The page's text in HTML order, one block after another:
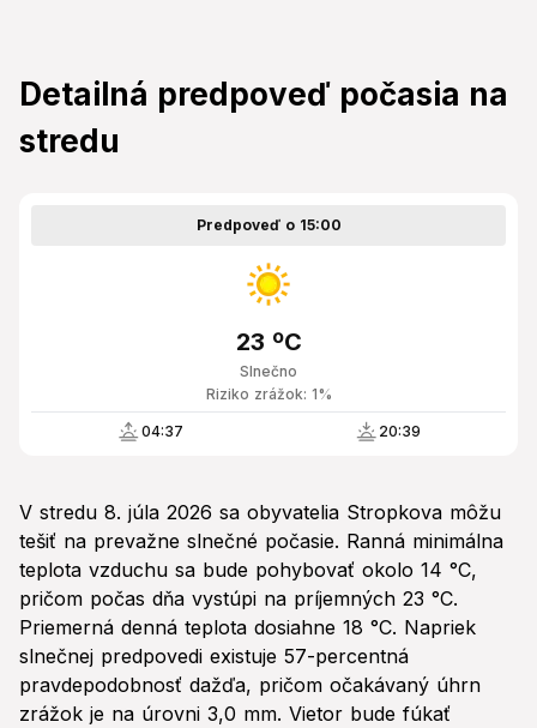
Detailná predpoveď počasia na
stredu
Predpoveď o 15:00
Slnečno
23 ºC
Riziko zrážok: 1%
04:37 20:39
V stredu 8. júla 2026 sa obyvatelia Stropkova môžu
tešiť na prevažne slnečné počasie. Ranná minimálna
teplota vzduchu sa bude pohybovať okolo 14 °C,
pričom počas dňa vystúpi na príjemných 23 °C.
Priemerná denná teplota dosiahne 18 °C. Napriek
slnečnej predpovedi existuje 57-percentná
pravdepodobnosť dažďa, pričom očakávaný úhrn
zrážok je na úrovni 3,0 mm. Vietor bude fúkať